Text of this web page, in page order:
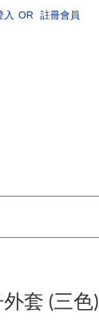
入 OR 註冊會員
外套 (三色)